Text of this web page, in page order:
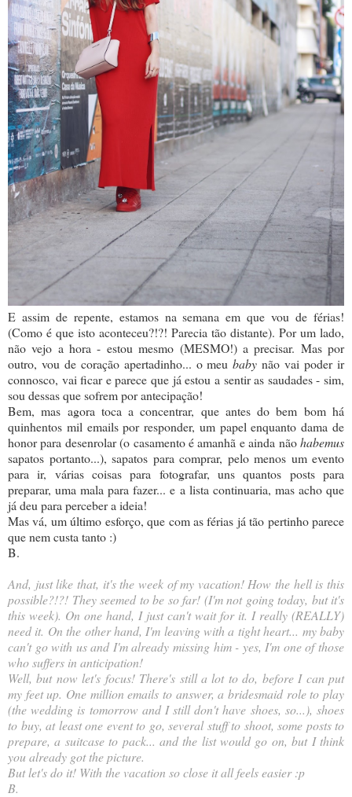
E assim de repente, estamos na semana em que vou de férias!
(Como é que isto aconteceu?!?! Parecia tão distante). Por um lado,
não vejo a hora - estou mesmo (MESMO!) a precisar. Mas por
outro, vou de coração apertadinho... o meubaby não vai poder ir
connosco, vai ficar e parece que já estou a sentir as saudades - sim,
sou dessas que sofrem por antecipação!
Bem, mas agora toca a concentrar, que antes do bem bom há
quinhentos mil emails por responder, um papel enquanto dama de
honor para desenrolar (o casamento é amanhã e ainda nãohabemus
sapatos portanto...), sapatos para comprar, pelo menos um evento
para ir, várias coisas para fotografar, uns quantos posts para
preparar, uma mala para fazer... e a lista continuaria, mas acho que
já deu para perceber a ideia!
Mas vá, um último esforço, que com as férias já tão pertinho parece
que nem custa tanto :)
B.
And, just like that, it's the week of my vacation! How the hell is this
possible?!?! They seemed to be so far! (I'm not going today, but it's
this week). On one hand, I just can't wait for it. I really (REALLY)
need it. On the other hand, I'm leaving with a tight heart... my baby
can't go with us and I'm already missing him - yes, I'm one of those
who suffers in anticipation!
Well, but now let's focus! There's still a lot to do, before I can put
my feet up. One million emails to answer, a bridesmaid role to play
(the wedding is tomorrow and I still don't have shoes, so...), shoes
to buy, at least one event to go, several stuff to shoot, some posts to
prepare, a suitcase to pack... and the list would go on, but I think
you already got the picture.
But let's do it! With the vacation so close it all feels easier :p
B.